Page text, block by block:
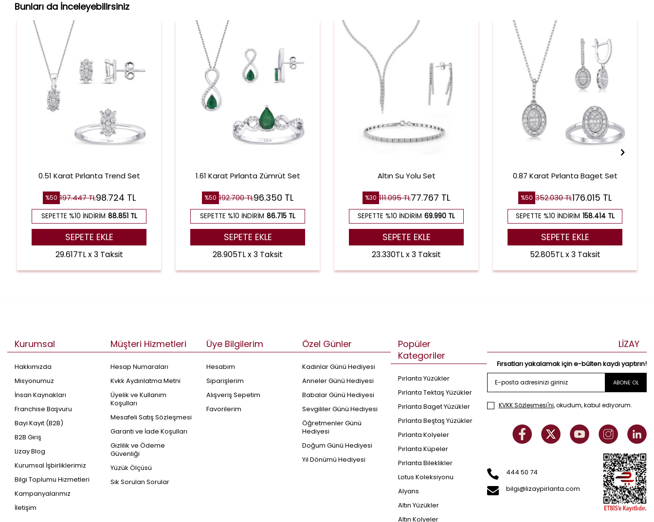
Bunları da İnceleyebilirsiniz
0.51 Karat Pırlanta Trend Set
%50 197.447 TL98.724 TL
SEPETTE %10 İNDIRIM 88.851 TL
SEPETE EKLE
29.617TL x 3 Taksit
1.61 Karat Pırlanta Zümrüt Set
%50 192.700 TL96.350 TL
SEPETTE %10 İNDIRIM 86.715 TL
SEPETE EKLE
28.905TL x 3 Taksit
Altın Su Yolu Set
%30 111.095 TL77.767 TL
SEPETTE %10 İNDIRIM 69.990 TL
SEPETE EKLE
23.330TL x 3 Taksit
0.87 Karat Pırlanta Baget Set
%50 352.030 TL176.015 TL
SEPETTE %10 İNDIRIM 158.414 TL
SEPETE EKLE
52.805TL x 3 Taksit
Kurumsal
Hakkımızda
Misyonumuz
İnsan Kaynakları
Franchise Başvuru
Bayi Kayıt (B2B)
B2B Giriş
Lizay Blog
Kurumsal İşbirliklerimiz
Bilgi Toplumu Hizmetleri
Kampanyalarımız
İletişim
Müşteri Hizmetleri
Hesap Numaraları
Kvkk Aydınlatma Metni
Üyelik ve Kullanım
Koşulları
Mesafeli Satış Sözleşmesi
Garanti ve İade Koşulları
Gizlilik ve Ödeme
Güvenliği
Yüzük Ölçüsü
Sık Sorulan Sorular
Üye Bilgilerim
Hesabım
Siparişlerim
Alışveriş Sepetim
Favorilerim
Özel Günler
Kadınlar Günü Hediyesi
Anneler Günü Hediyesi
Babalar Günü Hediyesi
Sevgililer Günü Hediyesi
Öğretmenler Günü
Hediyesi
Doğum Günü Hediyesi
Yıl Dönümü Hediyesi
Popüler
Kategoriler
Pırlanta Yüzükler
Pırlanta Tektaş Yüzükler
Pırlanta Baget Yüzükler
Pırlanta Beştaş Yüzükler
Pırlanta Kolyeler
Pırlanta Küpeler
Pırlanta Bileklikler
Lotus Koleksiyonu
Alyans
Altın Yüzükler
Altın Kolyeler
LİZAY
Fırsatları yakalamak için e-bülten kaydı yaptırın!
ABONE OL
KVKK Sözleşmesi'ni, okudum, kabul ediyorum.
444 50 74
bilgi@lizaypirlanta.com